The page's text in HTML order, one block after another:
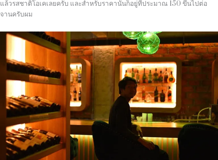
แล้วรสชาติโอเคเลยครับ และสำหรับราคานั้นก็อยู่ที่ประมาณ 150 ขึ้นไปต่อ
จานครับผม